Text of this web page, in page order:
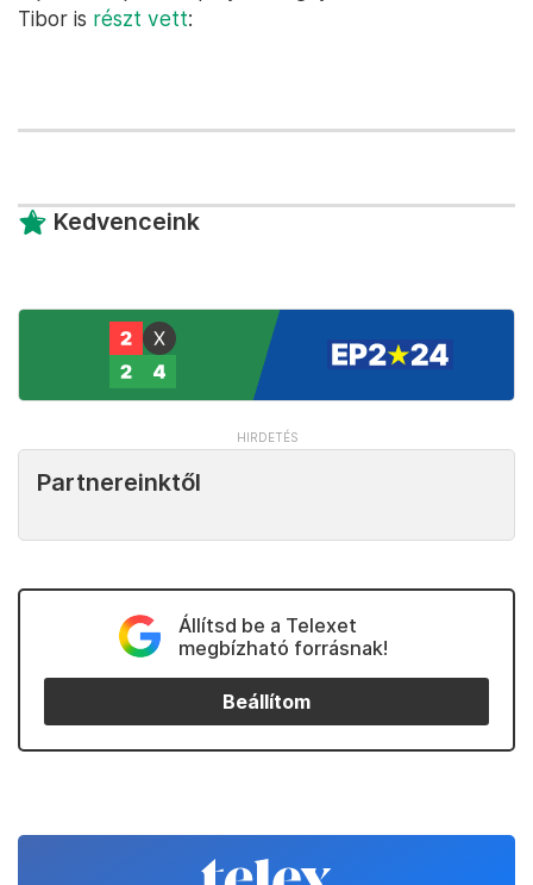
Tibor is részt vett:
Kedvenceink
Partnereinktől
Állítsd be a Telexet
megbízható forrásnak!
Beállítom